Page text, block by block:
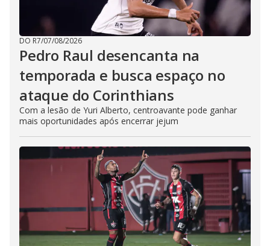
DO R7/07/08/2026
Pedro Raul desencanta na
temporada e busca espaço no
ataque do Corinthians
Com a lesão de Yuri Alberto, centroavante pode ganhar
mais oportunidades após encerrar jejum